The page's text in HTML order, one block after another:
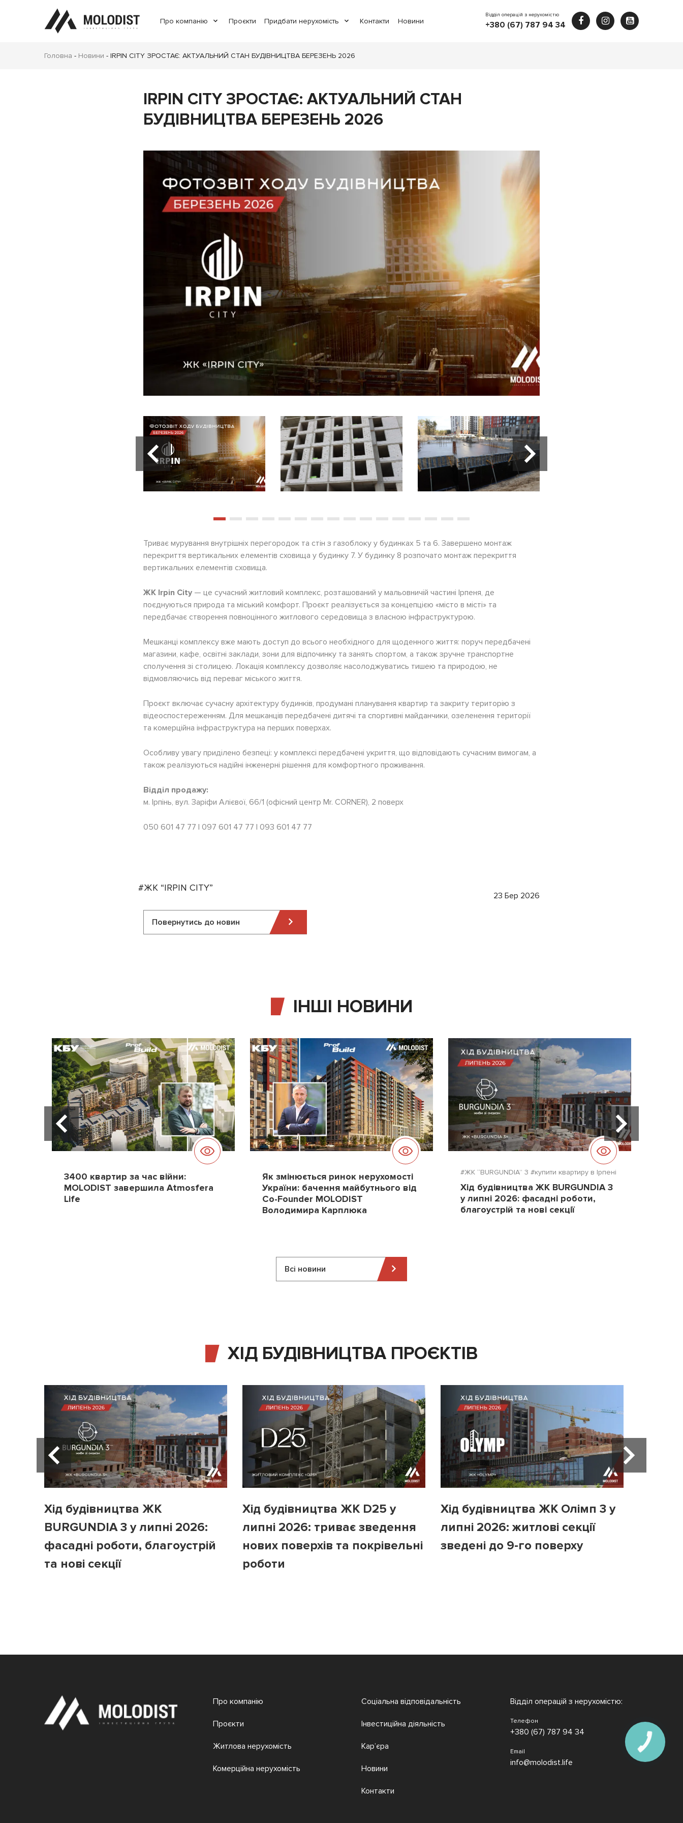
Про компанію Проєкти Придбати нерухомість Контакти Новини
Відділ операцій з нерухомістю
+380 (67) 787 94 34
Головна - Новини - IRPIN CITY ЗРОСТАЄ: АКТУАЛЬНИЙ СТАН БУДІВНИЦТВА БЕРЕЗЕНЬ 2026
IRPIN CITY ЗРОСТАЄ: АКТУАЛЬНИЙ СТАН
БУДІВНИЦТВА БЕРЕЗЕНЬ 2026
Триває мурування внутрішніх перегородок та стін з газоблоку у будинках 5 та 6. Завершено монтаж
перекриття вертикальних елементів сховища у будинку 7. У будинку 8 розпочато монтаж перекриття
вертикальних елементів сховища.
ЖК Irpin City — це сучасний житловий комплекс, розташований у мальовничій частині Ірпеня, де
поєднуються природа та міський комфорт. Проєкт реалізується за концепцією «місто в місті» та
передбачає створення повноцінного житлового середовища з власною інфраструктурою.
Мешканці комплексу вже мають доступ до всього необхідного для щоденного життя: поруч передбачені
магазини, кафе, освітні заклади, зони для відпочинку та занять спортом, а також зручне транспортне
сполучення зі столицею. Локація комплексу дозволяє насолоджуватись тишею та природою, не
відмовляючись від переваг міського життя.
Проєкт включає сучасну архітектуру будинків, продумані планування квартир та закриту територію з
відеоспостереженням. Для мешканців передбачені дитячі та спортивні майданчики, озеленення території
та комерційна інфраструктура на перших поверхах.
Особливу увагу приділено безпеці: у комплексі передбачені укриття, що відповідають сучасним вимогам, а
також реалізуються надійні інженерні рішення для комфортного проживання.
Відділ продажу:
м. Ірпінь, вул. Заріфи Алієвої, 66/1 (офісний центр Mr. CORNER), 2 поверх
050 601 47 77 | 097 601 47 77 | 093 601 47 77
#ЖК “IRPIN CITY”
23 Бер 2026
Повернутись до новин
ІНШІ НОВИНИ
3400 квартир за час війни:
MOLODIST завершила Atmosfera
Life
Як змінюється ринок нерухомості
України: бачення майбутнього від
Co-Founder MOLODIST
Володимира Карплюка
#ЖК “BURGUNDIA” 3 #купити квартиру в Ірпені
Хід будівництва ЖК BURGUNDIA 3
у липні 2026: фасадні роботи,
благоустрій та нові секції
Всі новини
ХІД БУДІВНИЦТВА ПРОЄКТІВ
Хід будівництва ЖК
BURGUNDIA 3 у липні 2026:
фасадні роботи, благоустрій
та нові секції
Хід будівництва ЖК D25 у
липні 2026: триває зведення
нових поверхів та покрівельні
роботи
Хід будівництва ЖК Олімп 3 у
липні 2026: житлові секції
зведені до 9-го поверху
Про компанію
Проєкти
Житлова нерухомість
Комерційна нерухомість
Соціальна відповідальність
Інвестиційна діяльність
Кар’єра
Новини
Контакти
Відділ операцій з нерухомістю:
Телефон
+380 (67) 787 94 34
Email
info@molodist.life